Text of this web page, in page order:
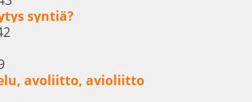
syntiä?
avoliitto, avioliitto